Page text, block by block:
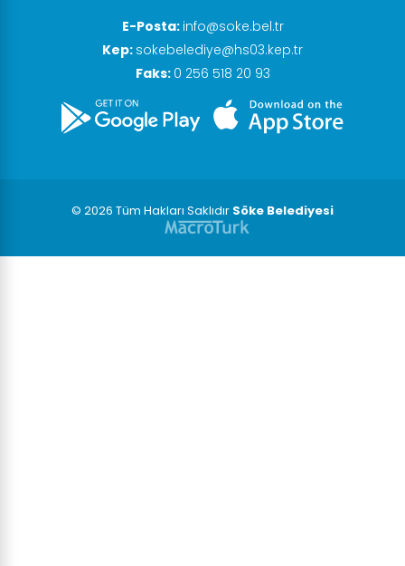
E-Posta: info@soke.bel.tr
Kep: sokebelediye@hs03.kep.tr
Faks: 0 256 518 20 93
© 2026 Tüm Hakları Saklıdır Söke Belediyesi